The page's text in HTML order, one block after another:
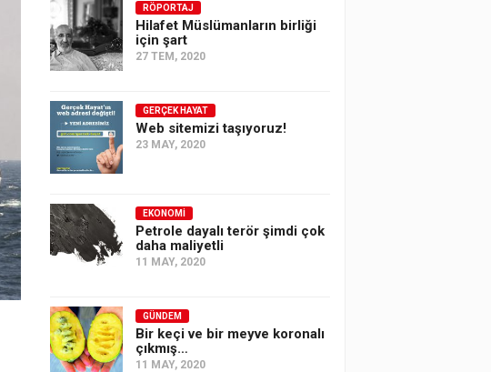
RÖPORTAJ
Hilafet Müslümanların birliği
için şart
27 TEM, 2020
GERÇEK HAYAT
Web sitemizi taşıyoruz!
23 MAY, 2020
EKONOMI
Petrole dayalı terör şimdi çok
daha maliyetli
11 MAY, 2020
GÜNDEM
Bir keçi ve bir meyve koronalı
çıkmış…
11 MAY, 2020